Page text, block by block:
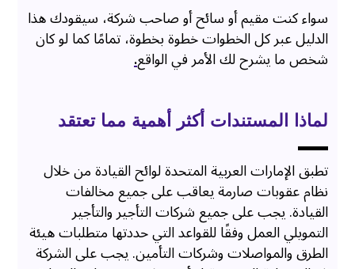
سواء كنت مقيم أو سائح أو صاحب شركة، سيقودك هذا
الدليل عبر كل الخطوات خطوة بخطوة، تمامًا كما لو كان
شخص ما يشرح لك الأمر في الواقع.
لماذا المستندات أكثر أهمية مما تعتقد
تطبق الإمارات العربية المتحدة لوائح القيادة من خلال
نظام عقوبات صارمة يعاقب على جميع مخالفات
القيادة. يجب على جميع شركات التأجير والتأجير
التمويلي العمل وفقًا للقواعد التي حددتها متطلبات هيئة
الطرق والمواصلات وشركات التأمين. يجب على الشركة